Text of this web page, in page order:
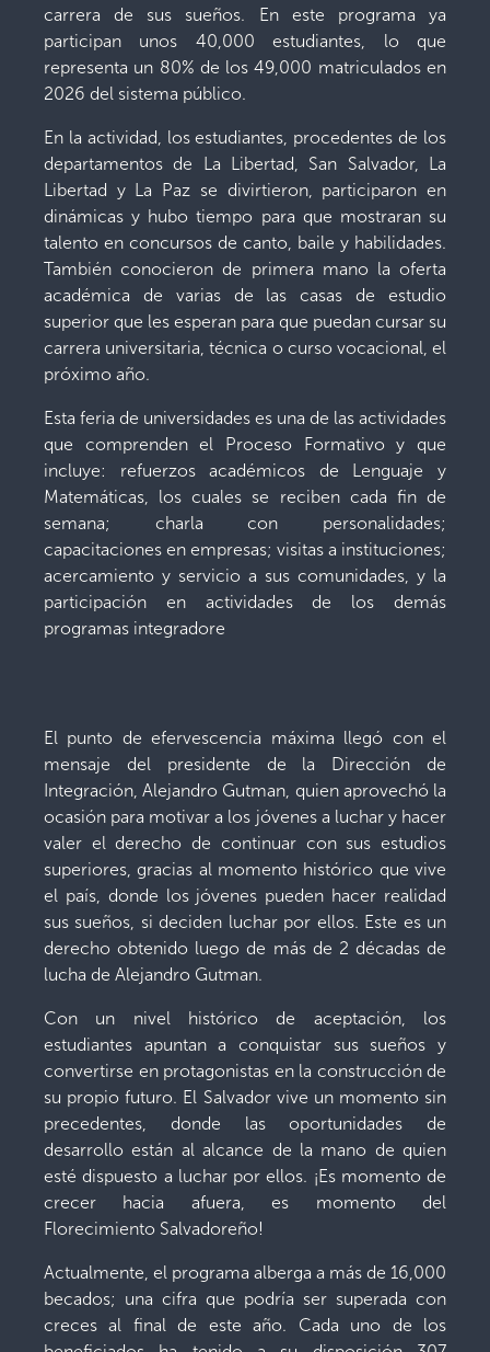
carrera de sus sueños. En este programa ya
participan unos 40,000 estudiantes, lo que
representa un 80% de los 49,000 matriculados en
2026 del sistema público.
En la actividad, los estudiantes, procedentes de los
departamentos de La Libertad, San Salvador, La
Libertad y La Paz se divirtieron, participaron en
dinámicas y hubo tiempo para que mostraran su
talento en concursos de canto, baile y habilidades.
También conocieron de primera mano la oferta
académica de varias de las casas de estudio
superior que les esperan para que puedan cursar su
carrera universitaria, técnica o curso vocacional, el
próximo año.
Esta feria de universidades es una de las actividades
que comprenden el Proceso Formativo y que
incluye: refuerzos académicos de Lenguaje y
Matemáticas, los cuales se reciben cada fin de
semana; charla con personalidades;
capacitaciones en empresas; visitas a instituciones;
acercamiento y servicio a sus comunidades, y la
participación en actividades de los demás
programas integradore
El punto de efervescencia máxima llegó con el
mensaje del presidente de la Dirección de
Integración, Alejandro Gutman, quien aprovechó la
ocasión para motivar a los jóvenes a luchar y hacer
valer el derecho de continuar con sus estudios
superiores, gracias al momento histórico que vive
el país, donde los jóvenes pueden hacer realidad
sus sueños, si deciden luchar por ellos. Este es un
derecho obtenido luego de más de 2 décadas de
lucha de Alejandro Gutman.
Con un nivel histórico de aceptación, los
estudiantes apuntan a conquistar sus sueños y
convertirse en protagonistas en la construcción de
su propio futuro. El Salvador vive un momento sin
precedentes, donde las oportunidades de
desarrollo están al alcance de la mano de quien
esté dispuesto a luchar por ellos. ¡Es momento de
crecer hacia afuera, es momento del
Florecimiento Salvadoreño!
Actualmente, el programa alberga a más de 16,000
becados; una cifra que podría ser superada con
creces al final de este año. Cada uno de los